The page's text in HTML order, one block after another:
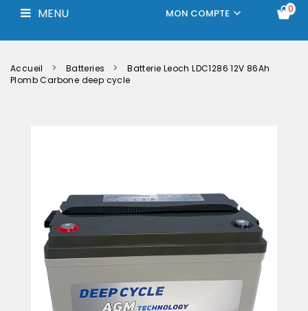
MENU 0
MON COMPTE
Batteries
Accueil Batteries
Batterie Leoch LDC1286 12V 86Ah
Plomb Carbone deep cycle